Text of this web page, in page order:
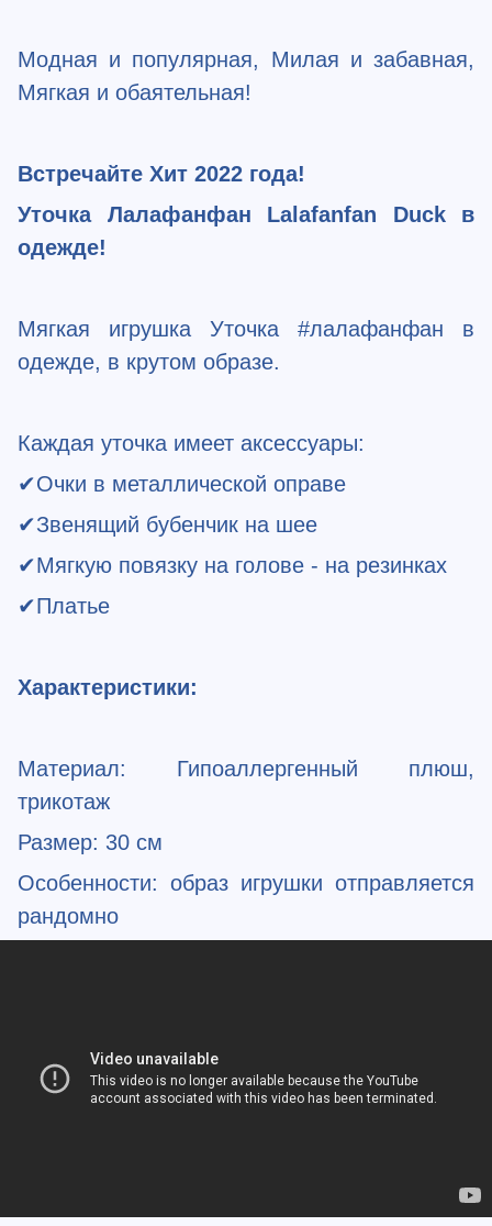
Модная и популярная, Милая и забавная,
Мягкая и обаятельная!
Встречайте Хит 2022 года!
Уточка Лалафанфан Lalafanfan Duck в
одежде!
Мягкая игрушка Уточка #лалафанфан в
одежде, в крутом образе.
Каждая уточка имеет аксессуары:
✔Очки в металлической оправе
✔Звенящий бубенчик на шее
✔Мягкую повязку на голове - на резинках
✔Платье
Характеристики:
Материал: Гипоаллергенный плюш,
трикотаж
Размер: 30 см
Особенности: образ игрушки отправляется
рандомно